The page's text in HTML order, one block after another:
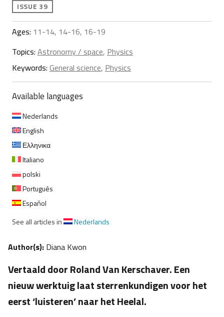
ISSUE 39
Ages: 11-14, 14-16, 16-19
Topics: Astronomy / space, Physics
Keywords: General science, Physics
Available languages
Nederlands
English
Ελληνικα
Italiano
polski
Português
Español
See all articles in
Nederlands
Author(s): Diana Kwon
Vertaald door Roland Van Kerschaver. Een
nieuw werktuig laat sterrenkundigen voor het
eerst ‘luisteren’ naar het Heelal.